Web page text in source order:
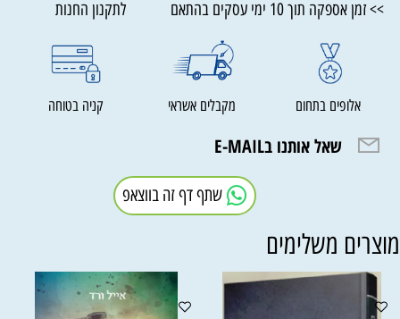
>> זמן אספקה תוך 10 ימי עסקים בהתאם לתקנון החנות
אלופים בתחום מקבלים אשראי קניה בטוחה
שאל אותנו בE-MAIL
שתף דף זה בווצאפ
משלימים